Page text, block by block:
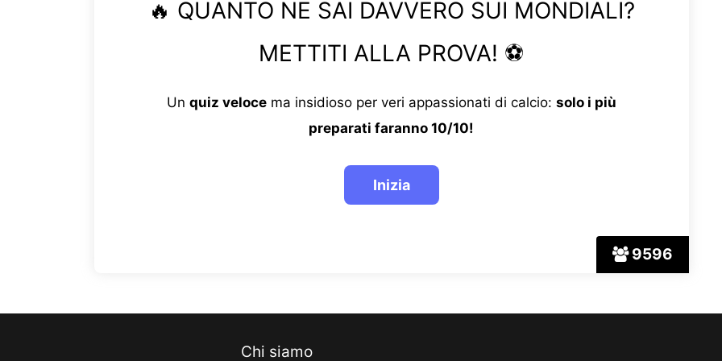
9596
🔥 QUANTO NE SAI DAVVERO SUI MONDIALI?
METTITI ALLA PROVA! ⚽
Un quiz velocema insidioso per veri appassionati di calcio: solo i più
preparati faranno 10/10!
Chi siamo